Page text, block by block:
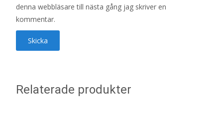
denna webbläsare till nästa gång jag skriver en
kommentar.
Relaterade produkter